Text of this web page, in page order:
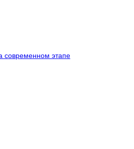
современном этапе